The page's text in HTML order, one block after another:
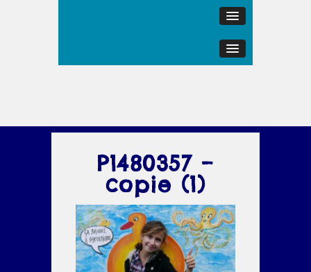
P1480357 –
copie (1)